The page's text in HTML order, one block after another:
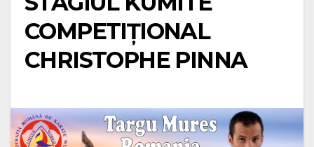
COMPETIȚIONAL
CHRISTOPHE PINNA